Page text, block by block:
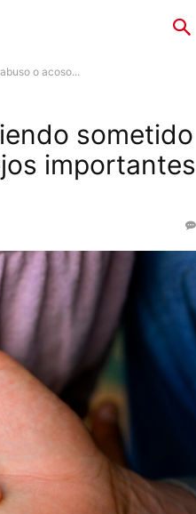
o acoso...
sometido
importantes